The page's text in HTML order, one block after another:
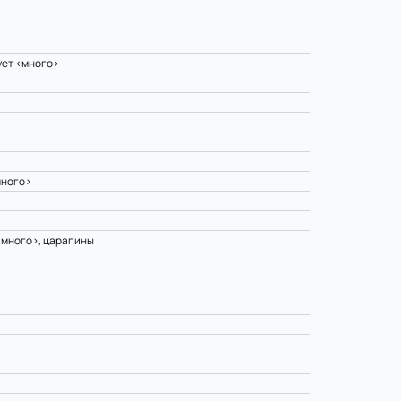
<много>
царапины